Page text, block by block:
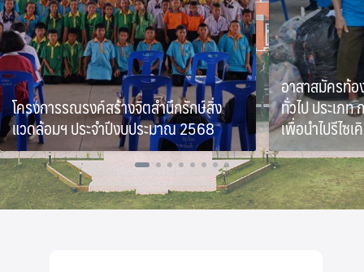
โครงการรณรงค์สร้างจิตสำนึกรักษ์สิ่ง
แวดล้อมฯ ประจำปีงบประมาณ 2568
4 สิงหาคม 2025
อาสาสมัครท้อ
ทั่วไป ประเภ
เพื่อนำไปรีไซเ
13 มิถุนายน 2025